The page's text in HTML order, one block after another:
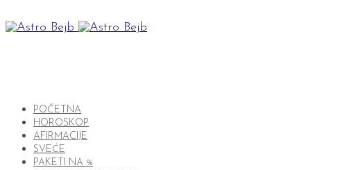
POČETNA
HOROSKOP
AFIRMACIJE
SVEĆE
PAKETI NA %